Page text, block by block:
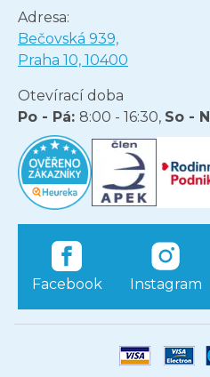
Adresa:
Bečovská 939,
Praha 10, 10400
Otevírací doba
Po - Pá: 8:00 - 16:30, So -
Facebook Instagram